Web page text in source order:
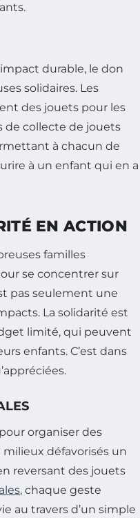
durable, le don
solidaires. Les
des jouets pour les
de collecte de jouets
à chacun de
à un enfant qui en a
EN ACTION
familles
se concentrer sur
pas seulement une
La solidarité est
limité, qui peuvent
enfants. C’est dans
organiser des
défavorisés un
reversant des jouets
, chaque geste
au travers d’un simple